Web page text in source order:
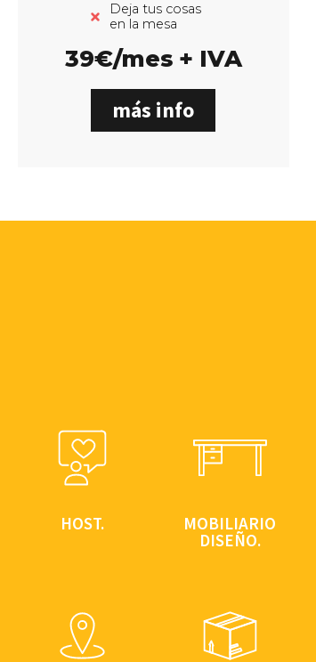
Deja tus cosas
en la mesa
39€/mes + IVA
más info
HOST.
persona del
equipo Genion,
siempre lista
para ayudarte
MOBILIARIO
DISEÑO.
DISEÑO.
Mesas muy
amplias, sillas
ergonómicas… y